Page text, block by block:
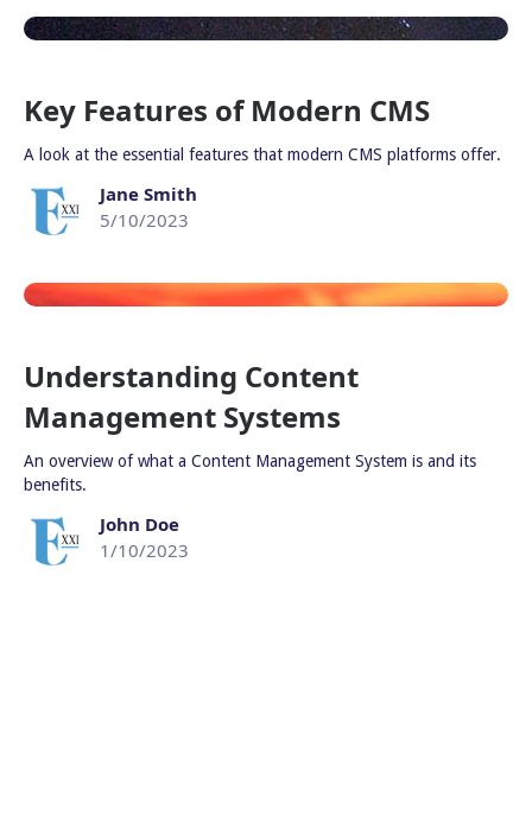
Key Features of Modern CMS
A look at the essential features that modern CMS platforms offer.
Jane Smith
5/10/2023
Understanding Content
Management Systems
An overview of what a Content Management System is and its
benefits.
John Doe
1/10/2023